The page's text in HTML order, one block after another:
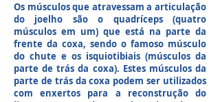
Os músculos que atravessam a articulação
do joelho são o quadríceps (quatro
músculos em um) que está na parte da
frente da coxa, sendo o famoso músculo
do chute e os isquiotibiais (músculos da
parte de trás da coxa). Estes músculos da
parte de trás da coxa podem ser utilizados
com enxertos para a reconstrução do